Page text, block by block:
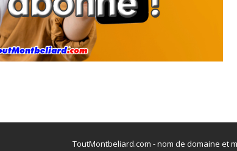
ToutMontbeliard.com - nom de domaine et